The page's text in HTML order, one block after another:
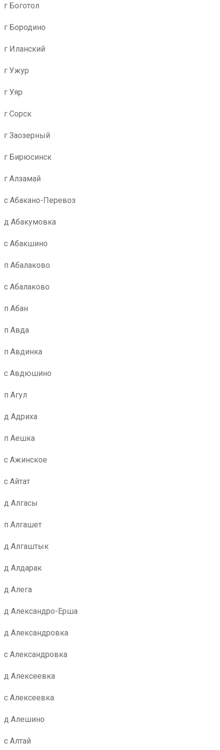
г Боготол
г Бородино
г Иланский
г Ужур
г Уяр
г Сорск
г Заозерный
г Бирюсинск
г Алзамай
с Абакано-Перевоз
д Абакумовка
с Абакшино
п Абалаково
с Абалаково
п Абан
п Авда
п Авдинка
с Авдюшино
п Агул
д Адриха
п Аешка
с Ажинское
с Айтат
д Алгасы
п Алгашет
д Алгаштык
д Алдарак
д Алега
д Александро-Ерша
д Александровка
с Александровка
д Алексеевка
с Алексеевка
д Алешино
с Алтай